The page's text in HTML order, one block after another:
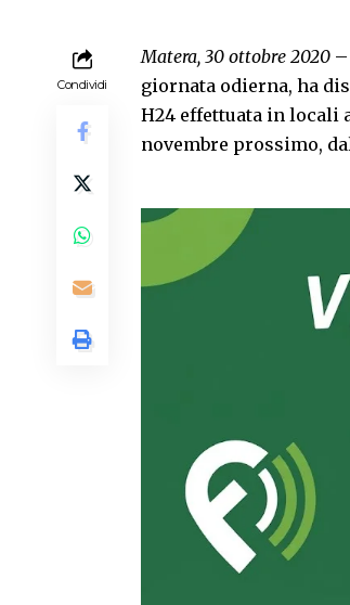
Condividi
Matera, 30 ottobre 2020
giornata odierna, ha
H24 effettuata in locali
novembre prossimo,